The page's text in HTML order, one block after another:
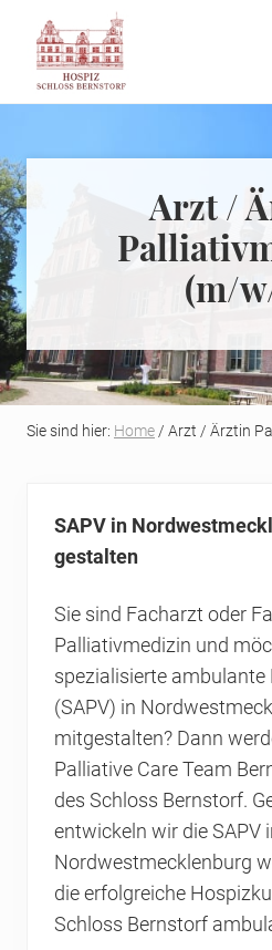
Menu
main
content
primary
sidebar
Refugium
der
letzten
Reise
Arzt /
(m/
Sie sind hier: Home / Arzt / Ärztin
SAPV in
gestalten
Sie sind Facharzt oder
Palliativmedizin und
spezialisierte
(SAPV) in
mitgestalten? Dann
Palliative Care Team
des Schloss Bernstorf.
entwickeln wir die SAPV
Nordwestmecklenburg
die erfolgreiche
Schloss Bernstorf